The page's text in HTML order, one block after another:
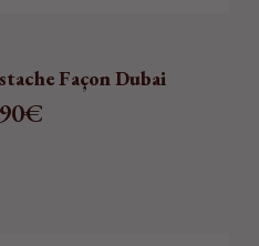
Façon Dubai
€